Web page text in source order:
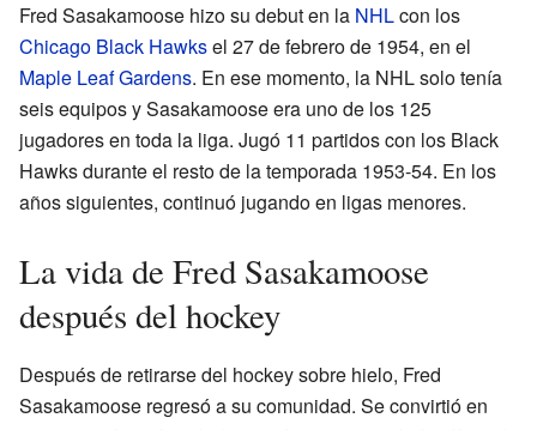
Fred Sasakamoose hizo su debut en la NHLcon los
Chicago Black Hawksel 27 de febrero de 1954, en el
Maple Leaf Gardens. En ese momento, la NHL solo tenía
seis equipos y Sasakamoose era uno de los 125
jugadores en toda la liga. Jugó 11 partidos con los Black
Hawks durante el resto de la temporada 1953-54. En los
años siguientes, continuó jugando en ligas menores.
La vida de Fred Sasakamoose
después del hockey
Después de retirarse del hockey sobre hielo, Fred
Sasakamoose regresó a su comunidad. Se convirtió en